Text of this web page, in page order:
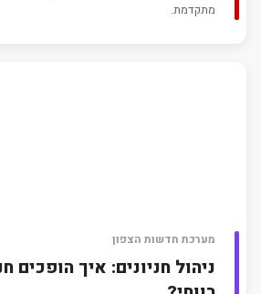
מתקדמת.
מערכת חדשות הצפון
ניהול חניונים: איך הופכים